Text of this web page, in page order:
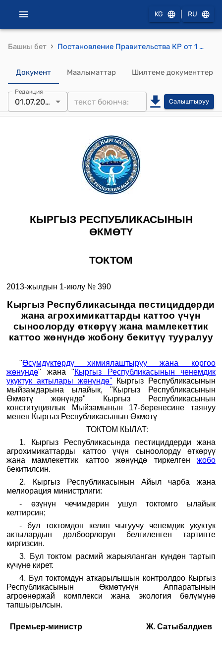
KG RU
Башкы бет › Постановление Правительства КР от 1 июля 2013 года № 390 "Об утверждении Положения о регистрационных испытаниях и государственной регистрации пестицидов и агрохимикатов в Кыргызской Республике "
Документ Маалыматтар Шилтеме документтер
Редакция
01.07.2013 Салыштыруу